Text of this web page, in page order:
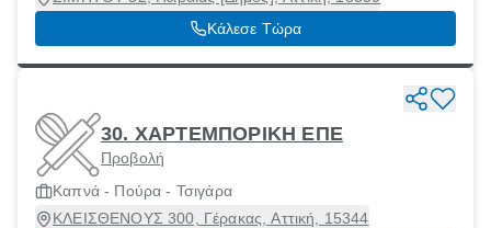
Κάλεσε Τώρα
30. ΧΑΡΤΕΜΠΟΡΙΚΗ ΕΠΕ
Προβολή
Καπνά - Πούρα - Τσιγάρα
ΚΛΕΙΣΘΕΝΟΥΣ 300, Γέρακας, Αττική, 15344